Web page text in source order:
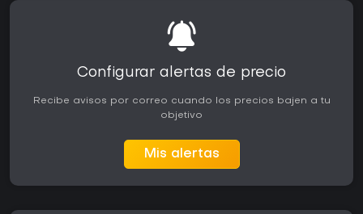
Configurar alertas de precio
Recibe avisos por correo cuando los precios bajen a tu
objetivo
Mis alertas